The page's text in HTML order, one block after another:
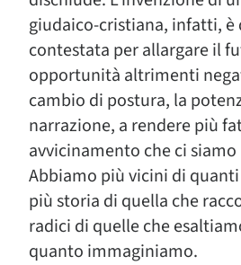
giudaico-cristiana, infatti, è
contestata per allargare il
opportunità altrimenti
cambio di postura, la
narrazione, a rendere più
avvicinamento che ci
Abbiamo più vicini di
più storia di quella che
radici di quelle che
quanto immaginiamo.